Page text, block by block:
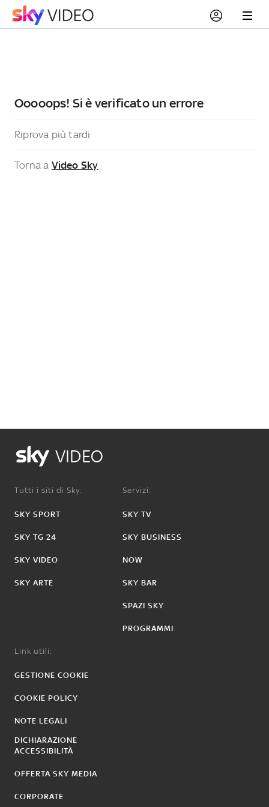
Ooooops! Si è verificato un errore
Riprova più tardi
Torna a Video Sky
VIDEO
Tutti i siti di Sky:
SKY SPORT
SKY TG 24
SKY VIDEO
SKY ARTE
Servizi:
SKY TV
SKY BUSINESS
NOW
SKY BAR
SPAZI SKY
PROGRAMMI
Link utili:
GESTIONE COOKIE
COOKIE POLICY
NOTE LEGALI
DICHIARAZIONE
ACCESSIBILITÀ
OFFERTA SKY MEDIA
CORPORATE